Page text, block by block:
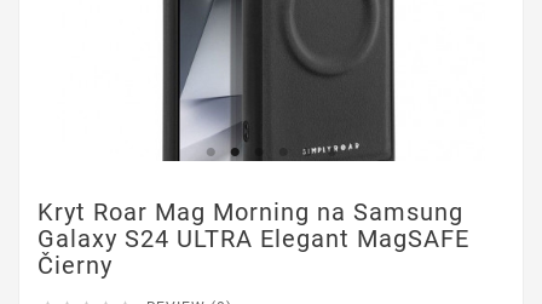
Kryt Roar Mag Morning na Samsung
Galaxy S24 ULTRA Elegant MagSAFE
Čierny